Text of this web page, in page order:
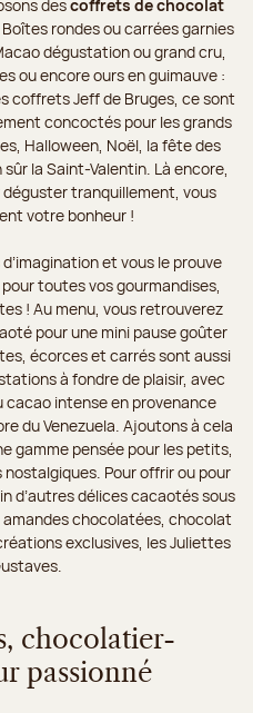
descoffrets de chocolat
rondes ou carrées garnies
dégustation ou grand cru,
ou encore ours en guimauve :
coffrets Jeff de Bruges, ce sont
concoctés pour les grands
Halloween, Noël, la fête des
la Saint-Valentin. Là encore,
tranquillement, vous
votre bonheur !
et vous le prouve
toutes vos gourmandises,
! Au menu, vous retrouverez
pour une mini pause goûter
écorces et carrés sont aussi
à fondre de plaisir, avec
cacao intense en provenance
du Venezuela. Ajoutons à cela
gamme pensée pour les petits,
Pour offrir ou pour
d’autres délices cacaotés sous
chocolatées, chocolat
exclusives, les Juliettes
chocolatier-
passionné